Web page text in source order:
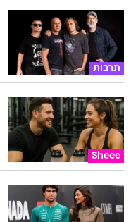
תרבות
Sheee